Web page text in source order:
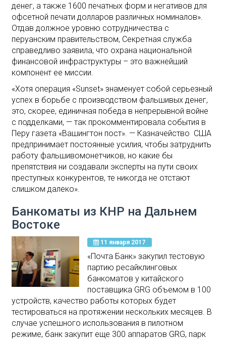
денег, а также 1600 печатных форм и негативов для
офсетной печати долларов различных номиналов».
Отдав должное уровню сотрудничества с
перуанским правительством, Секретная служба
справедливо заявила, что охрана национальной
финансовой инфраструктуры – это важнейший
компонент ее миссии.
«Хотя операция «Sunset» знаменует собой серьезный
успех в борьбе с производством фальшивых денег,
это, скорее, единичная победа в непрерывной войне
с подделками, — так прокомментировала события в
Перу газета «Вашингтон пост». — Казначейство США
предпринимает постоянные усилия, чтобы затруднить
работу фальшивомонетчиков, но какие бы
препятствия ни создавали эксперты на пути своих
преступных конкурентов, те никогда не отстают
слишком далеко».
Банкоматы из КНР на Дальнем
Востоке
11 января 2017
«Почта Банк» закупил тестовую
партию ресайклинговых
банкоматов у китайского
поставщика GRG объемом в 100
устройств, качество работы которых будет
тестироваться на протяжении нескольких месяцев. В
случае успешного использования в пилотном
режиме, банк закупит еще 300 аппаратов GRG, парк